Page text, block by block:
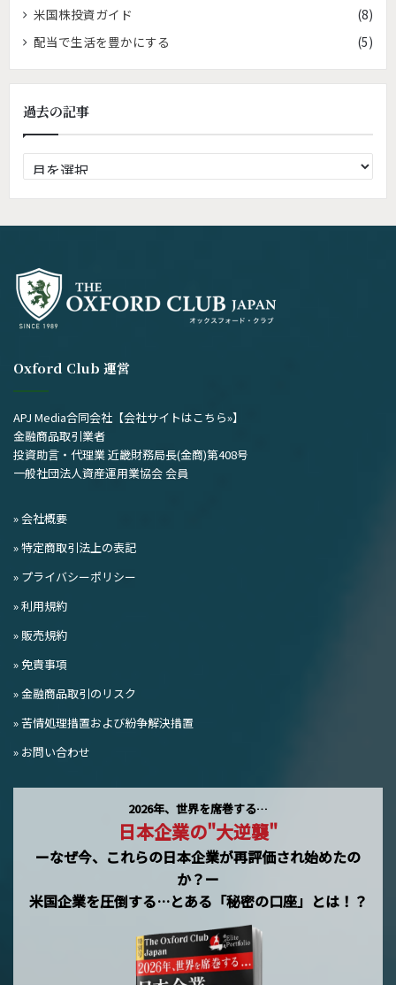
米国株投資ガイド
(8)
配当で生活を豊かにする
(5)
過去の記事
去
の
Oxford Club 運営
APJ Media合同会社 【会社サイトはこちら»】
金融商品取引業者
投資助言・代理業 近畿財務局長(金商)第408号
一般社団法人資産運用業協会 会員
» 会社概要
» 特定商取引法上の表記
» プライバシーポリシー
» 利用規約
» 販売規約
» 免責事項
» 金融商品取引のリスク
» 苦情処理措置および紛争解決措置
» お問い合わせ
2026年、世界を席巻する…
日本企業の"大逆襲"
ーなぜ今、これらの日本企業が再評価され始めたの
か？ー
米国企業を圧倒する…とある「秘密の口座」とは！？